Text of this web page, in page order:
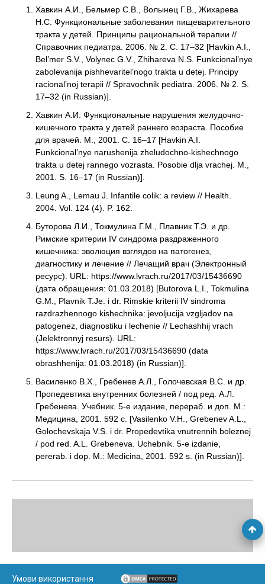
Хавкин А.И., Бельмер С.В., Волынец Г.В., Жихарева
Н.С. Функциональные заболевания пищеварительного
тракта у детей. Принципы рациональной терапии //
Справочник педиатра. 2006. № 2. С. 17–32 [Havkin A.I.,
Bel’mer S.V., Volynec G.V., Zhihareva N.S. Funkcional’nye
zabolevanija pishhevaritel’nogo trakta u detej. Principy
racional’noj terapii // Spravochnik pediatra. 2006. № 2. S.
17–32 (in Russian)].
Хавкин А.И. Функциональные нарушения желудочно-
кишечного тракта у детей раннего возраста. Пособие
для врачей. М., 2001. С. 16–17 [Havkin A.I.
Funkcional’nye narushenija zheludochno-kishechnogo
trakta u detej rannego vozrasta. Posobie dlja vrachej. M.,
2001. S. 16–17 (in Russian)].
Leung A., Lemau J. Infantile colik: a review // Health.
2004. Vol. 124 (4). P. 162.
Буторова Л.И., Токмулина Г.М., Плавник Т.Э. и др.
Римские критерии IV синдрома раздраженного
кишечника: эволюция взглядов на патогенез,
диагностику и лечение // Лечащий врач (Электронный
ресурс). URL: https://www.lvrach.ru/2017/03/15436690
(дата обращения: 01.03.2018) [Butorova L.I., Tokmulina
G.M., Plavnik T.Je. i dr. Rimskie kriterii IV sindroma
razdrazhennogo kishechnika: jevoljucija vzgljadov na
patogenez, diagnostiku i lechenie // Lechashhij vrach
(Jelektronnyj resurs). URL:
https://www.lvrach.ru/2017/03/15436690 (data
obrashhenija: 01.03.2018) (in Russian)].
Василенко В.Х., Гребенев А.Л., Голочевская В.С. и др.
Пропедевтика внутренних болезней / под ред. А.Л.
Гребенева. Учебник. 5-е издание, перераб. и доп. М.:
Медицина, 2001. 592 с. [Vasilenko V.H., Grebenev A.L.,
Golochevskaja V.S. i dr. Propedevtika vnutrennih boleznej
/ pod red. A.L. Grebeneva. Uchebnik. 5-e izdanie,
pererab. i dop. M.: Medicina, 2001. 592 s. (in Russian)].
Умови використання